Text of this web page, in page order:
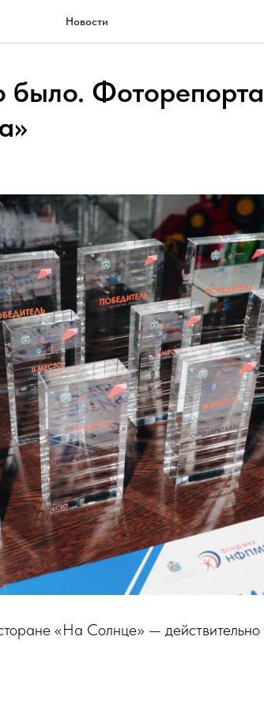
Новости
было.
«На Солнце» —